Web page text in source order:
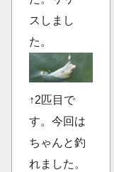
スしまし
た。
↑2匹目で
す。今回は
ちゃんと釣
れました。